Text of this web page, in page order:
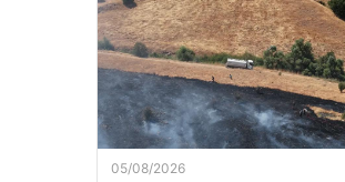
05/08/2026